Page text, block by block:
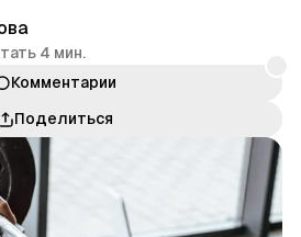
4 мин.
Комментарии
Поделиться